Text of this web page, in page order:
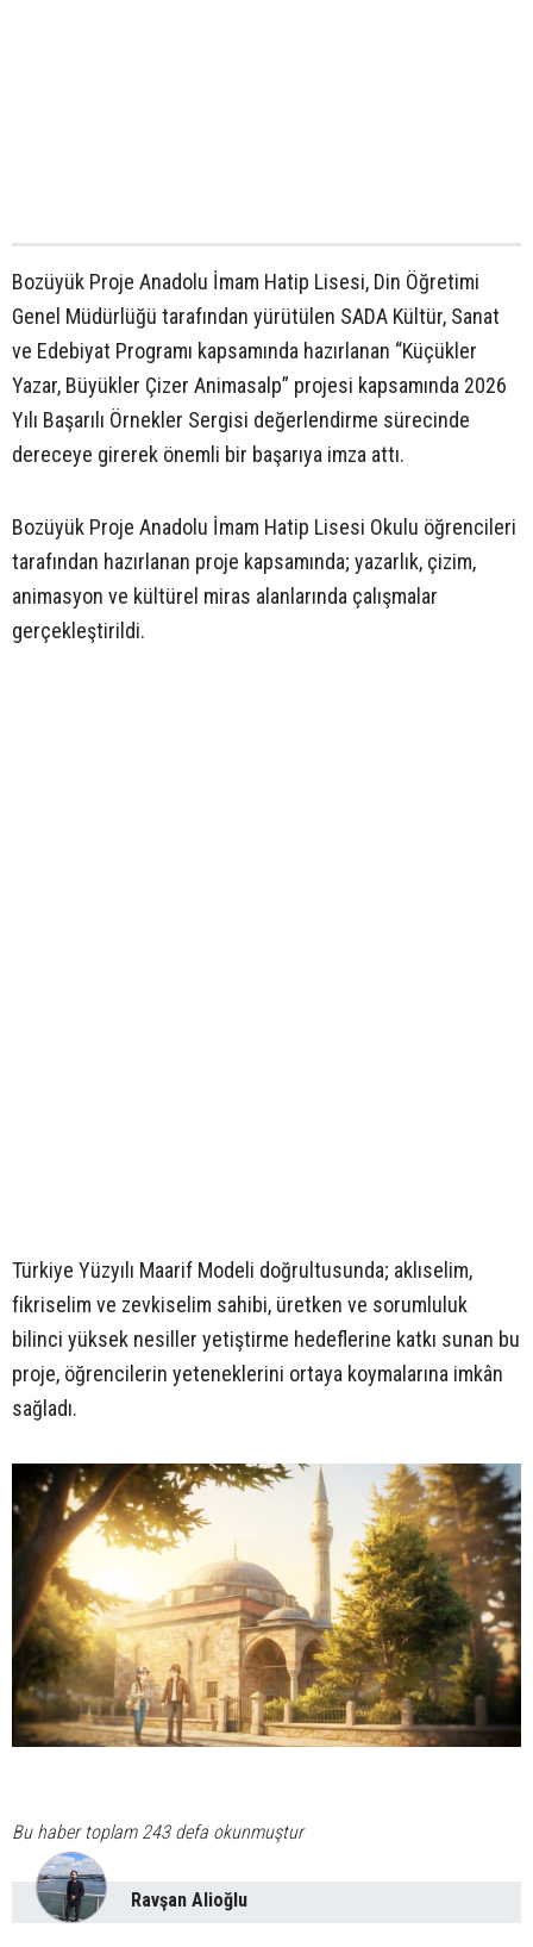
Bozüyük Proje Anadolu İmam Hatip Lisesi, Din Öğretimi
Genel Müdürlüğü tarafından yürütülen SADA Kültür, Sanat
ve Edebiyat Programı kapsamında hazırlanan “Küçükler
Yazar, Büyükler Çizer Animasalp” projesi kapsamında 2026
Yılı Başarılı Örnekler Sergisi değerlendirme sürecinde
dereceye girerek önemli bir başarıya imza attı.
Bozüyük Proje Anadolu İmam Hatip Lisesi Okulu öğrencileri
tarafından hazırlanan proje kapsamında; yazarlık, çizim,
animasyon ve kültürel miras alanlarında çalışmalar
gerçekleştirildi.
Türkiye Yüzyılı Maarif Modeli doğrultusunda; aklıselim,
fikriselim ve zevkiselim sahibi, üretken ve sorumluluk
bilinci yüksek nesiller yetiştirme hedeflerine katkı sunan bu
proje, öğrencilerin yeteneklerini ortaya koymalarına imkân
sağladı.
Bu haber toplam 243 defa okunmuştur
Ravşan Alioğlu